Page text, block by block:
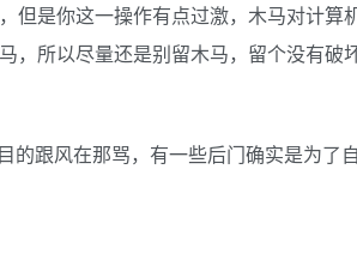
但是你这一操作有点过激，木马对计算
，所以尽量还是别留木马，留个没有破
的跟风在那骂，有一些后门确实是为了